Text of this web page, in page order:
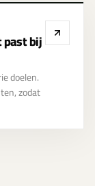
bij
doelen.
zodat